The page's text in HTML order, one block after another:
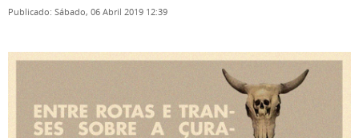
Publicado: Sábado, 06 Abril 2019 12:39